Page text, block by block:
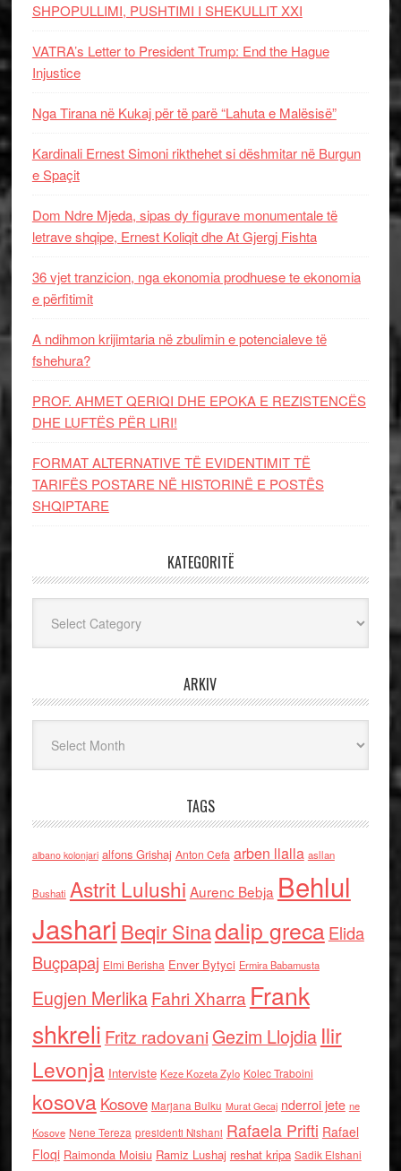
SHPOPULLIMI, PUSHTIMI I SHEKULLIT XXI
VATRA’s Letter to President Trump: End the Hague
Injustice
Nga Tirana në Kukaj për të parë “Lahuta e Malësisë”
Kardinali Ernest Simoni rikthehet si dëshmitar në Burgun
e Spaçit
Dom Ndre Mjeda, sipas dy figurave monumentale të
letrave shqipe, Ernest Koliqit dhe At Gjergj Fishta
36 vjet tranzicion, nga ekonomia prodhuese te ekonomia
e përfitimit
A ndihmon krijimtaria në zbulimin e potencialeve të
fshehura?
PROF. AHMET QERIQI DHE EPOKA E REZISTENCЁS
DHE LUFTЁS PЁR LIRI!
FORMAT ALTERNATIVE TË EVIDENTIMIT TË
TARIFËS POSTARE NË HISTORINË E POSTËS
SHQIPTARE
KATEGORITË
ARKIV
TAGS
albano kolonjari alfons Grishaj Anton Cefa arben llalla asllan
Bushati Astrit Lulushi Aurenc Bebja Behlul
Jashari Beqir Sinadalip grecaElida
Buçpapaj Elmi Berisha Enver Bytyci Ermira Babamusta
Eugjen MerlikaFahri Xharra Frank
shkreli Fritz radovaniGezim Llojdia Ilir
Levonja Interviste Keze Kozeta Zylo Kolec Traboini
kosova Kosove Marjana Bulku Murat Gecaj nderroi jete ne
Kosove Nene Tereza presidenti Nishani Rafaela Prifti Rafael
Floqi Raimonda Moisiu Ramiz Lushaj reshat kripa Sadik Elshani